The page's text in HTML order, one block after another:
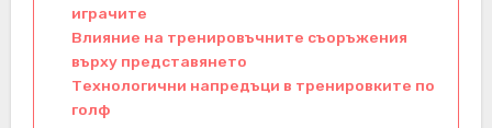
играчите
Влияние на тренировъчните съоръжения
върху представянето
Технологични напредъци в тренировките по
голф